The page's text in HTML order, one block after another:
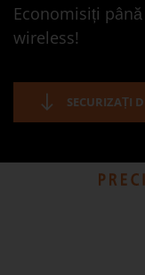
Economisiți
wireless!
SECURIZAȚI